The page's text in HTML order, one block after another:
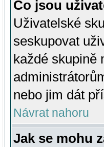
Co jsou
Uživatelské
seskupovat
každé skupině
nebo jim dát
Návrat nahoru
Jak se mohu